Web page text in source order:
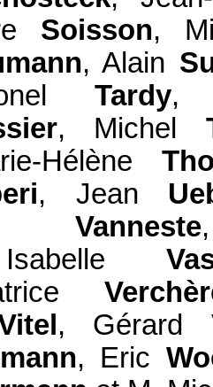
Soisson,
, Alain
Tardy,
, Michel
Hélène
, Jean
Vanneste
, Gérard
, Eric